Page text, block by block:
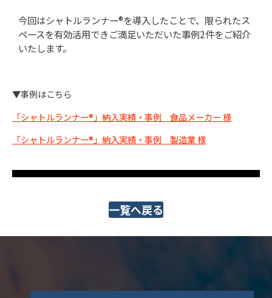
今回はシャトルランナー®を導入したことで、限られたス
ペースを有効活用できご満足いただいた事例2件をご紹介
いたします。
▼事例はこちら
「シャトルランナー®」納入実績・事例 食品メーカー 様
「シャトルランナー®」納入実績・事例 製造業 様
一覧へ戻る